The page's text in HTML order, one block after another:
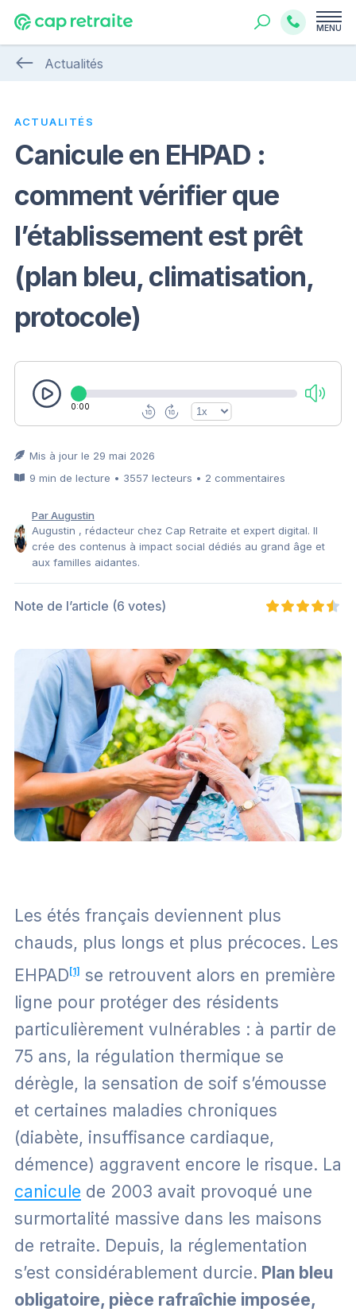
MENU
Actualités
ACTUALITÉS
Canicule en EHPAD :
comment vérifier que
l’établissement est prêt
(plan bleu, climatisation,
protocole)
0:00
Mis à jour le 29 mai 2026
9 min de lecture • 3557 lecteurs • 2 commentaires
Par Augustin
Augustin , rédacteur chez Cap Retraite et expert digital. Il
crée des contenus à impact social dédiés au grand âge et
aux familles aidantes.
Note de l’article (6 votes)
Les étés français deviennent plus
chauds, plus longs et plus précoces. Les
EHPAD [1]
se retrouvent alors en première
ligne pour protéger des résidents
particulièrement vulnérables : à partir de
75 ans, la régulation thermique se
dérègle, la sensation de soif s’émousse
et certaines maladies chroniques
(diabète, insuffisance cardiaque,
démence) aggravent encore le risque. La
canicule de 2003 avait provoqué une
surmortalité massive dans les maisons
de retraite. Depuis, la réglementation
s’est considérablement durcie. Plan bleu
obligatoire, pièce rafraîchie imposée,